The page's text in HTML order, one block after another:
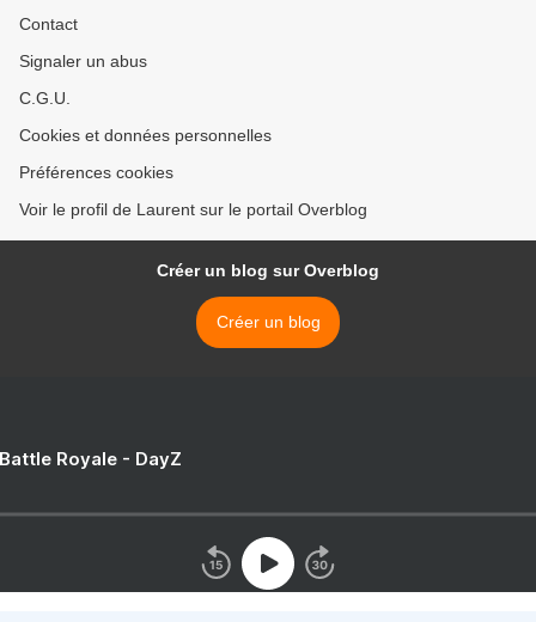
Contact
Signaler un abus
C.G.U.
Cookies et données personnelles
Préférences cookies
Voir le profil de Laurent sur le portail Overblog
Créer un blog sur Overblog
Créer un blog
Royale - DayZ